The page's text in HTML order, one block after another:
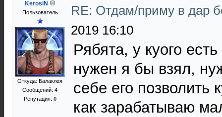
KerosiN
Пользователь
Откуда: Балаклея
Сообщений: 4
Репутация: 0
RE: Отдам/приму в дар
2019 16:10
Рябята, у куого
нужен я бы взял,
себе его позволить
как зарабатываю